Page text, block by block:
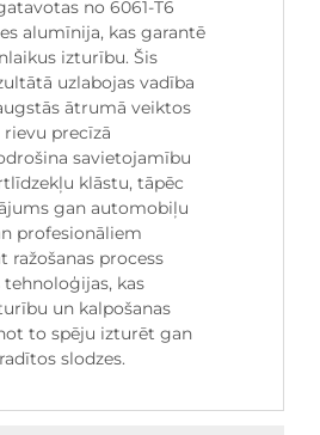
no 6061-T6
alumīnija, kas garantē
izturību. Šis
uzlabojas vadība
ātrumā veiktos
precīzā
savietojamību
klāstu, tāpēc
gan automobiļu
profesionāliem
ražošanas process
kas
un kalpošanas
to spēju izturēt gan
slodzes.